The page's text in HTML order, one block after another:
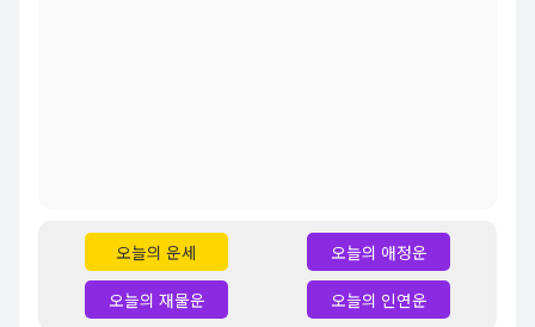
오늘의 운세
오늘의 애정운
오늘의 재물운
오늘의 인연운